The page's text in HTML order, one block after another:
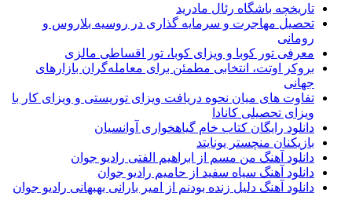
تاریخچه باشگاه رئال مادرید
تحصیل مهاجرت و سرمایه گذاری در روسیه بلاروس و
رومانی
معرفی تور کوبا و ویزای کوبا، تور اقساطی مالزی
بروکر اوتت، انتخابی مطمئن برای معامله‌گران بازارهای
جهانی
تفاوت های میان نحوه دریافت ویزای توریستی و ویزای کار با
ویزای تحصیلی کانادا
دانلود رایگان کتاب خام گیاهخواری آوانسیان
بازیکنان منچستر یونایتد
دانلود آهنگ من مسم از ابراهیم الفتی رادیو جوان
دانلود آهنگ سیاه سفید از حامیم رادیو جوان
دانلود آهنگ دلیل زنده بودنم از امیر بارانی بهبهانی رادیو جوان